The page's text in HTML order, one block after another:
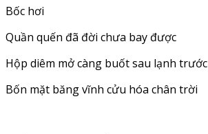
Bốc hơi
Quần quến đã đời chưa bay được
Hộp diêm mở càng buốt sau lạnh trước
Bốn mặt băng vĩnh cửu hóa chân trời